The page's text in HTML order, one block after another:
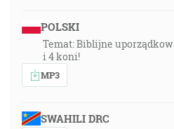
POLSKI
Temat: Biblijne
i 4 koni!
MP3
SWAHILI DRC